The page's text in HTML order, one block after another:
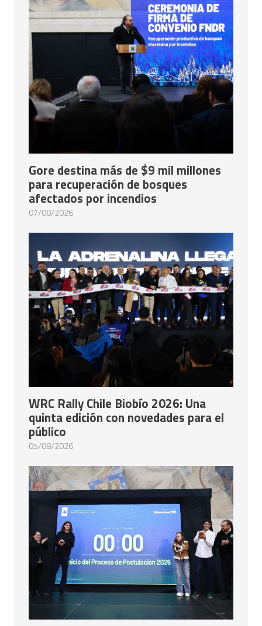
Gore destina más de $9 mil millones
para recuperación de bosques
afectados por incendios
07/08/2026
WRC Rally Chile Biobío 2026: Una
quinta edición con novedades para el
público
05/08/2026